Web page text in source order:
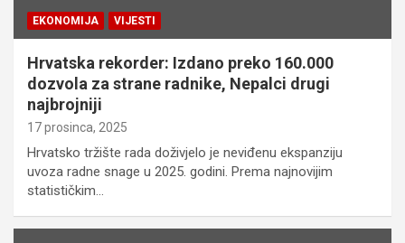
EKONOMIJA VIJESTI
Hrvatska rekorder: Izdano preko 160.000
dozvola za strane radnike, Nepalci drugi
najbrojniji
17 prosinca, 2025
Hrvatsko tržište rada doživjelo je neviđenu ekspanziju
uvoza radne snage u 2025. godini. Prema najnovijim
statističkim…